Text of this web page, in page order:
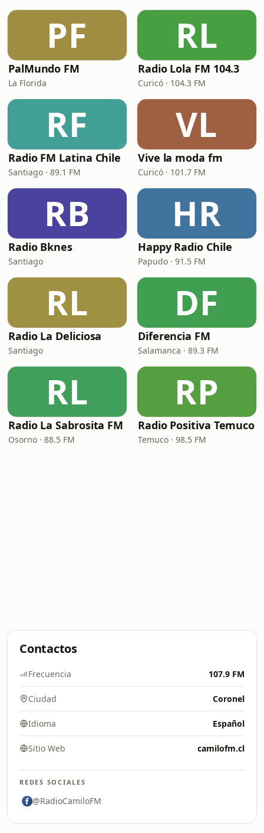
PF
PalMundo FM
La Florida
RL
Radio Lola FM 104.3
Curicó · 104.3 FM
RF
Radio FM Latina Chile
Santiago · 89.1 FM
VL
Vive la moda fm
Curicó · 101.7 FM
RB
Radio Bknes
Santiago
HR
Happy Radio Chile
Papudo · 91.5 FM
RL
Radio La Deliciosa
Santiago
DF
Diferencia FM
Salamanca · 89.3 FM
RL
Radio La Sabrosita FM
Osorno · 88.5 FM
RP
Radio Positiva Temuco
Temuco · 98.5 FM
Contactos
Frecuencia 107.9 FM
Ciudad Coronel
Idioma Español
Sitio Web camilofm.cl
REDES SOCIALES
@RadioCamiloFM